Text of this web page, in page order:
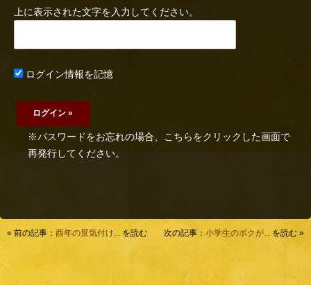
上に表示された文字を入力してください。
ログイン情報を記憶
※パスワードをお忘れの場合、こちらをクリックした画面で
再発行してください。
« 前の記事： 酉年の景気付け... を読む 次の記事： 小学生のボクが... を読む »